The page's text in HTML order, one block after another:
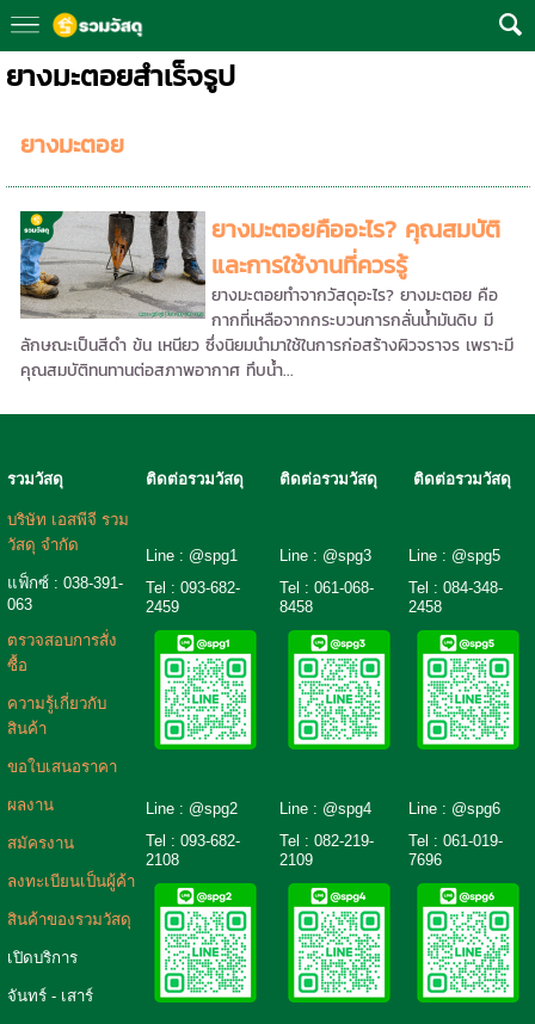
ยางมะตอยสำเร็จรูป
ยางมะตอย
ยางมะตอยคืออะไร? คุณสมบัติ
และการใช้งานที่ควรรู้
ยางมะตอยทำจากวัสดุอะไร? ยางมะตอย คือ
กากที่เหลือจากกระบวนการกลั่นน้ำมันดิบ มี
ลักษณะเป็นสีดำ ข้น เหนียว ซึ่งนิยมนำมาใช้ในการก่อสร้างผิวจราจร เพราะมี
คุณสมบัติทนทานต่อสภาพอากาศ ทึบน้ำ...
รวมวัสดุ ติดต่อรวมวัสดุ ติดต่อรวมวัสดุ ติดต่อรวมวัสดุ
บริษัท เอสพีจี รวม
วัสดุ จำกัด
แฟ็กซ์ : 038-391-
063
ตรวจสอบการสั่ง
ซื้อ
ความรู้เกี่ยวกับ
สินค้า
ขอใบเสนอราคา
ผลงาน
สมัครงาน
ลงทะเบียนเป็นผู้ค้า
สินค้าของรวมวัสดุ
เปิดบริการ
จันทร์ - เสาร์
Line : @spg1
Tel : 093-682-
2459
Line : @spg2
Tel : 093-682-
2108
Line : @spg3
Tel : 061-068-
8458
Line : @spg4
Tel : 082-219-
2109
Line : @spg5
Tel : 084-348-
2458
Line : @spg6
Tel : 061-019-
7696